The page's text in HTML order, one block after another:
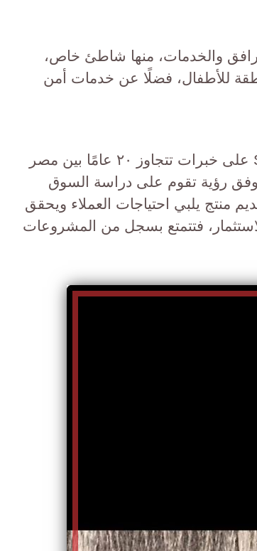
والخدمات، منها شاطئ خاص،
للأطفال، فضلًا عن خدمات أمن
وتعتمد الشراكه المصرية الكويتيه بين مدىو Siva على خبرات تتجاوز ٢٠ عامًا بين مصر
وفق رؤية تقوم على دراسة السوق
يلبي احتياجات العملاء ويحقق
فتتمتع بسجل من المشروعات